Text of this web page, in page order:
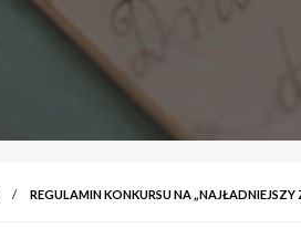
REGULAMIN KONKURSU NA „NAJŁADNIEJSZY